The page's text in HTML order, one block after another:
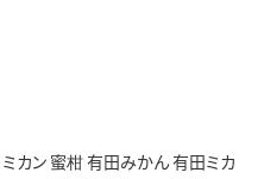
カン 蜜柑 有田みかん 有田ミカ